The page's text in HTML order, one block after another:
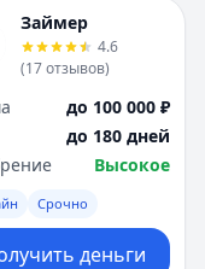
Займер
4.6
(17отзывов)
до 100 000 ₽
до 180 дней
Высокое
Срочно
деньги